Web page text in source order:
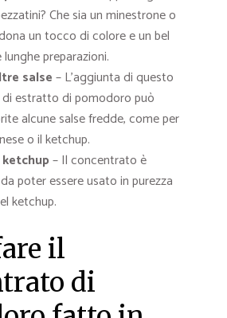
Che sia un minestrone o
un tocco di colore e un bel
preparazioni.
salse– L’aggiunta di questo
estratto di pomodoro può
alcune salse fredde, come per
o il ketchup.
– Il concentrato è
poter essere usato in purezza
ketchup.
il
di